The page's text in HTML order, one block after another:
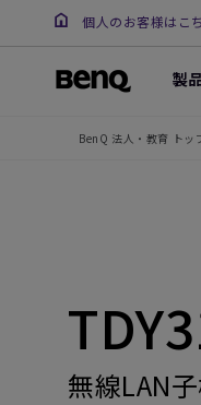
個人のお客様はこ
製
BenQ 法人・教育 トッ
無線LAN